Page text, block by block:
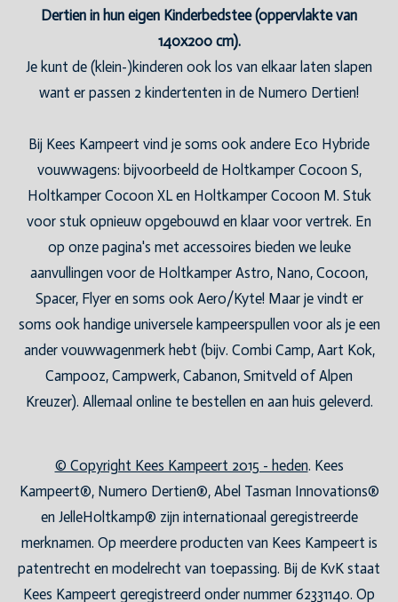
Dertien in hun eigen Kinderbedstee (oppervlakte van
140x200 cm).
Je kunt de (klein-)kinderen ook los van elkaar laten slapen
want er passen 2 kindertenten in de Numero Dertien!
Bij Kees Kampeert vind je soms ook andere Eco Hybride
vouwwagens: bijvoorbeeld de Holtkamper Cocoon S,
Holtkamper Cocoon XL en Holtkamper Cocoon M. Stuk
voor stuk opnieuw opgebouwd en klaar voor vertrek. En
op onze pagina's met accessoires bieden we leuke
aanvullingen voor de Holtkamper Astro, Nano, Cocoon,
Spacer, Flyer en soms ook Aero/Kyte! Maar je vindt er
soms ook handige universele kampeerspullen voor als je een
ander vouwwagenmerk hebt (bijv. Combi Camp, Aart Kok,
Campooz, Campwerk, Cabanon, Smitveld of Alpen
Kreuzer). Allemaal online te bestellen en aan huis geleverd.
© Copyright Kees Kampeert 2015 - heden. Kees
Kampeert®, Numero Dertien®, Abel Tasman Innovations®
en JelleHoltkamp® zijn internationaal geregistreerde
merknamen. Op meerdere producten van Kees Kampeert is
patentrecht en modelrecht van toepassing. Bij de KvK staat
Kees Kampeert geregistreerd onder nummer 62331140. Op